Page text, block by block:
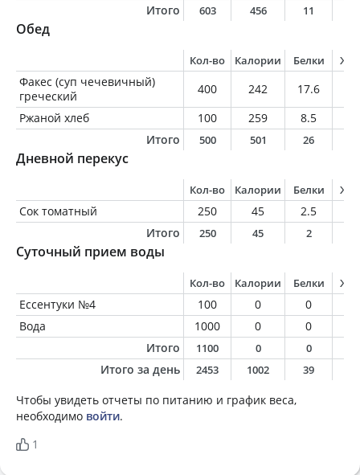
Итого
603 456 11
Обед
Кол-во Калории Белки
Факес (суп чечевичный)
греческий
400 242 17.6
Ржаной хлеб
100 259 8.5
Итого
500 501 26
Дневной перекус
Кол-во Калории Белки
Сок томатный 250 45 2.5
Итого
250 45 2
Суточный прием воды
Кол-во Калории Белки
Ессентуки №4 100 0 0
Вода
1000 0 0
Итого
1100 0 0
Итого за день 2453 1002 39
Чтобы увидеть отчеты по питанию и график веса,
необходимо войти.
1